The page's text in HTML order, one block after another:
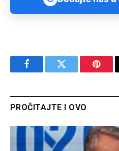
FacebookTwitter
PROČITAJTE I OVO